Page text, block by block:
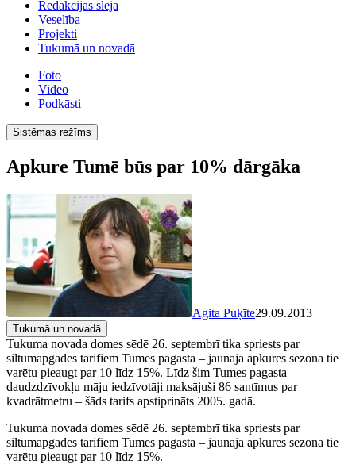
Redakcijas sleja
Veselība
Projekti
Tukumā un novadā
Foto
Video
Podkāsti
Sistēmas režīms
Apkure Tumē būs par 10% dārgāka
Agita Puķīte29.09.2013
Tukumā un novadā
Tukuma novada domes sēdē 26. septembrī tika spriests par
siltumapgādes tarifiem Tumes pagastā – jaunajā apkures sezonā tie
varētu pieaugt par 10 līdz 15%. Līdz šim Tumes pagasta
daudzdzīvokļu māju iedzīvotāji maksājuši 86 santīmus par
kvadrātmetru – šāds tarifs apstiprināts 2005. gadā.
Tukuma novada domes sēdē 26. septembrī tika spriests par
siltumapgādes tarifiem Tumes pagastā – jaunajā apkures sezonā tie
varētu pieaugt par 10 līdz 15%.